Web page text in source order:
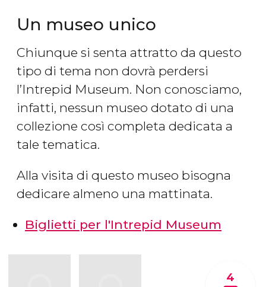
Un museo unico
Chiunque si senta attratto da questo
tipo di tema non dovrà perdersi
l’Intrepid Museum. Non conosciamo,
infatti, nessun museo dotato di una
collezione così completa dedicata a
tale tematica.
Alla visita di questo museo bisogna
dedicare almeno una mattinata.
Biglietti per l'Intrepid Museum
4